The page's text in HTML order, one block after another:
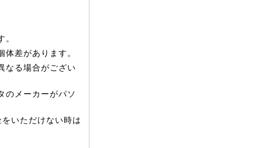
。
差があります。
なる場合がござい
のメーカーがパソ
いただけない時は